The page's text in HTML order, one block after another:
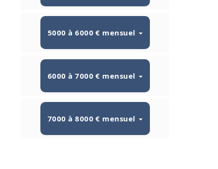
5000 à 6000 € mensuel
6000 à 7000 € mensuel
7000 à 8000 € mensuel